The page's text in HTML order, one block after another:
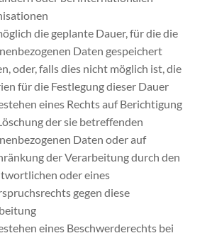
die geplante Dauer, für die die
Daten gespeichert
oder, falls dies nicht möglich ist, die
für die Festlegung dieser Dauer
eines Rechts auf Berichtigung
der sie betreffenden
Daten oder auf
der Verarbeitung durch den
oder eines
gegen diese
eines Beschwerderechts bei